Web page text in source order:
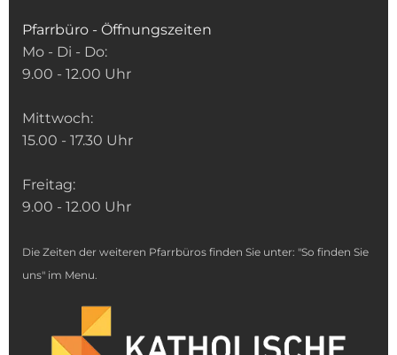
Pfarrbüro - Öffnungszeiten
Mo - Di - Do:
9.00 - 12.00 Uhr
Mittwoch:
15.00 - 17.30 Uhr
Freitag:
9.00 - 12.00 Uhr
Die Zeiten der weiteren Pfarrbüros finden Sie unter: "So finden Sie
uns" im Menu.